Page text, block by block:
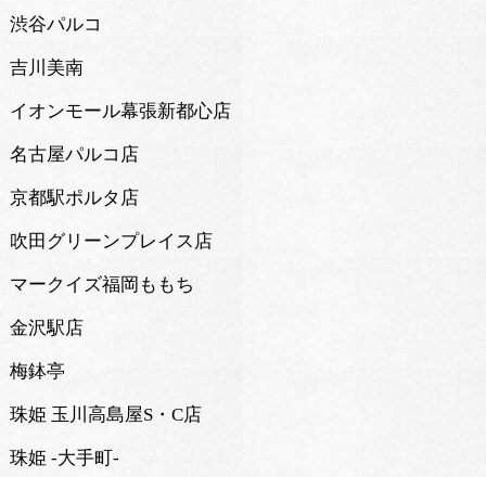
渋谷パルコ
吉川美南
イオンモール幕張新都心店
名古屋パルコ店
京都駅ポルタ店
吹田グリーンプレイス店
マークイズ福岡ももち
金沢駅店
梅鉢亭
珠姫 玉川高島屋S・C店
珠姫 -大手町-